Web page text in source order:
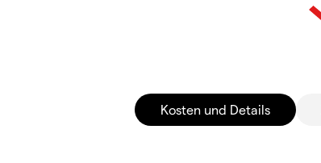
Kosten und Details